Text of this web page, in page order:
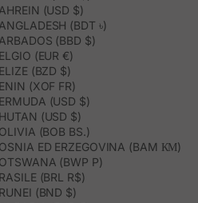
(USD $)
(BDT ৳)
(BBD $)
(EUR €)
(BZD $)
(XOF FR)
(USD $)
(USD $)
(BOB BS.)
ED ERZEGOVINA (BAM КМ)
(BWP P)
(BRL R$)
(BND $)